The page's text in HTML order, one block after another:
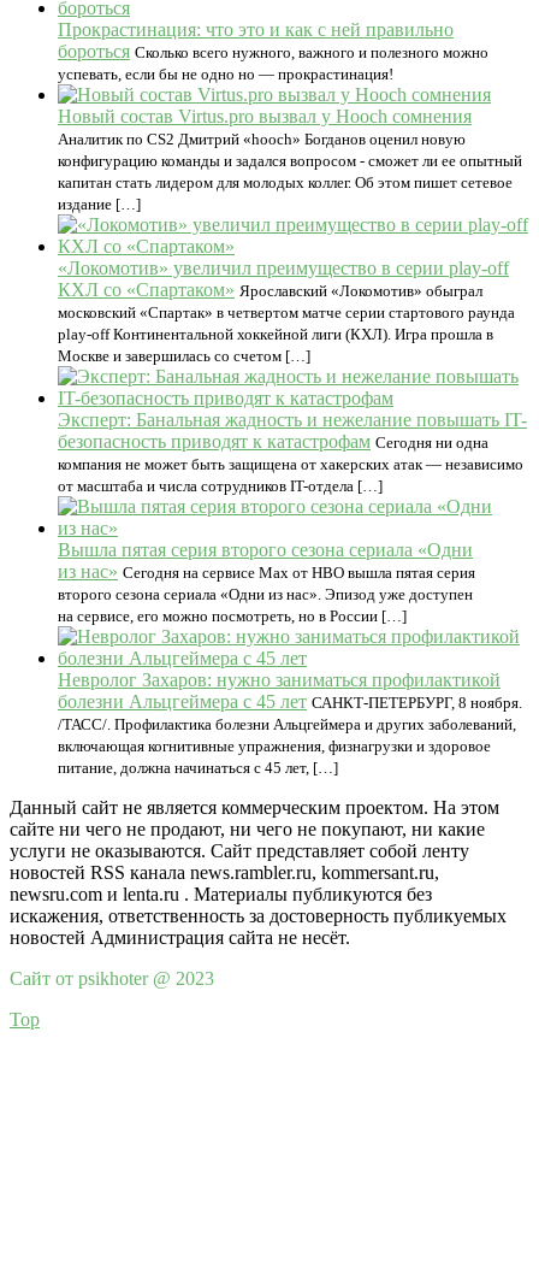
Прокрастинация: что это и как с ней правильно
бороться Сколько всего нужного, важного и полезного можно
успевать, если бы не одно но — прокрастинация!
Новый состав Virtus.pro вызвал у Hooch сомнения
Аналитик по CS2 Дмитрий «hooch» Богданов оценил новую
конфигурацию команды и задался вопросом - сможет ли ее опытный
капитан стать лидером для молодых коллег. Об этом пишет сетевое
издание […]
«Локомотив» увеличил преимущество в серии play-off
КХЛ со «Спартаком» Ярославский «Локомотив» обыграл
московский «Спартак» в четвертом матче серии стартового раунда
play-off Континентальной хоккейной лиги (КХЛ). Игра прошла в
Москве и завершилась со счетом […]
Эксперт: Банальная жадность и нежелание повышать IT-
безопасность приводят к катастрофам Сегодня ни одна
компания не может быть защищена от хакерских атак — независимо
от масштаба и числа сотрудников IT-отдела […]
Вышла пятая серия второго сезона сериала «Одни
из нас» Сегодня на сервисе Max от HBO вышла пятая серия
второго сезона сериала «Одни из нас». Эпизод уже доступен
на сервисе, его можно посмотреть, но в России […]
Невролог Захаров: нужно заниматься профилактикой
болезни Альцгеймера с 45 лет САНКТ-ПЕТЕРБУРГ, 8 ноября.
/ТАСС/. Профилактика болезни Альцгеймера и других заболеваний,
включающая когнитивные упражнения, физнагрузки и здоровое
питание, должна начинаться с 45 лет, […]
Данный сайт не является коммерческим проектом. На этом
сайте ни чего не продают, ни чего не покупают, ни какие
услуги не оказываются. Сайт представляет собой ленту
новостей RSS канала news.rambler.ru, kommersant.ru,
newsru.com и lenta.ru . Материалы публикуются без
искажения, ответственность за достоверность публикуемых
новостей Администрация сайта не несёт.
Сайт от psikhoter @ 2023
Top